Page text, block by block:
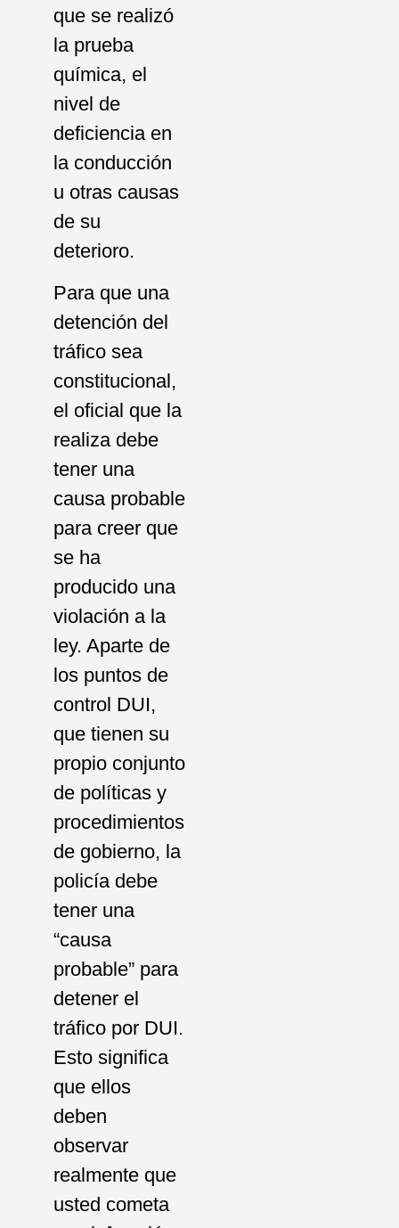
que se realizó
la prueba
química, el
nivel de
deficiencia en
la conducción
u otras causas
de su
deterioro.
Para que una
detención del
tráfico sea
constitucional,
el oficial que la
realiza debe
tener una
causa probable
para creer que
se ha
producido una
violación a la
ley. Aparte de
los puntos de
control DUI,
que tienen su
propio conjunto
de políticas y
procedimientos
de gobierno, la
policía debe
tener una
“causa
probable” para
detener el
tráfico por DUI.
Esto significa
que ellos
deben
observar
realmente que
usted cometa